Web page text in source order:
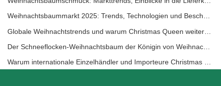
Weihnachtsbaummarkt 2025: Trends, Technologien und Beschaffungsleitfaden für B2B-Einkäufer
Warum internationale Einzelhändler und Importeure Christmas Queen wählen: Ein umfassender B2B-Leitfaden für die Beschaffung von Weihnachtsdekoration